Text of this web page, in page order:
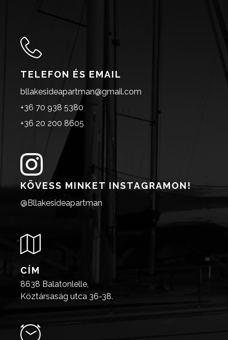
TELEFON ÉS EMAIL
bllakesideapartman@gmail.com
+36 70 938 5380
+36 20 200 8605
KÖVESS MINKET INSTAGRAMON!
@Bllakesideapartman
CÍM
8638 Balatonlelle,
Köztársaság utca 36-38.